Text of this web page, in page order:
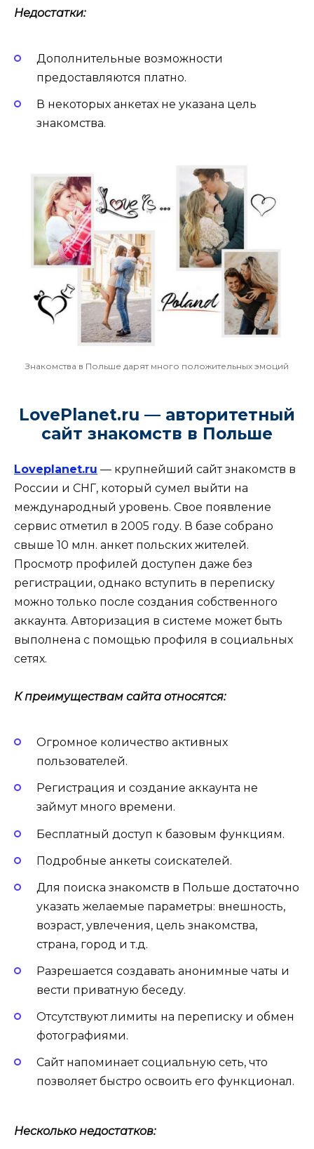
Недостатки:
Дополнительные возможности
предоставляются платно.
В некоторых анкетах не указана цель
знакомства.
Знакомства в Польше дарят много положительных эмоций
LovePlanet.ru — авторитетный
сайт знакомств в Польше
Loveplanet.ru — крупнейший сайт знакомств в
России и СНГ, который сумел выйти на
международный уровень. Свое появление
сервис отметил в 2005 году. В базе собрано
свыше 10 млн. анкет польских жителей.
Просмотр профилей доступен даже без
регистрации, однако вступить в переписку
можно только после создания собственного
аккаунта. Авторизация в системе может быть
выполнена с помощью профиля в социальных
сетях.
К преимуществам сайта относятся:
Огромное количество активных
пользователей.
Регистрация и создание аккаунта не
займут много времени.
Бесплатный доступ к базовым функциям.
Подробные анкеты соискателей.
Для поиска знакомств в Польше достаточно
указать желаемые параметры: внешность,
возраст, увлечения, цель знакомства,
страна, город и т.д.
Разрешается создавать анонимные чаты и
вести приватную беседу.
Отсутствуют лимиты на переписку и обмен
фотографиями.
Сайт напоминает социальную сеть, что
позволяет быстро освоить его функционал.
Несколько недостатков: